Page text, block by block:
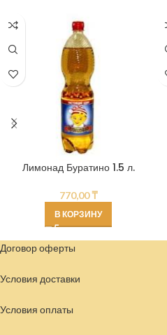
Лимонад Буратино 1.5 л.
770,00₸
В КОРЗИНУ
Договор оферты
Условия доставки
Условия оплаты